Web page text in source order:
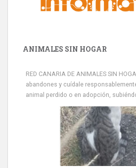
ANIMALES SIN HOGAR
RED CANARIA DE ANIMALES SIN
abandones y cuídale
animal perdido o en adopción,